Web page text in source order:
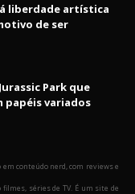
liberdade artística
de ser
Park que
papéis variados
em conteúdo nerd, com reviews e
séries de TV. É um site de